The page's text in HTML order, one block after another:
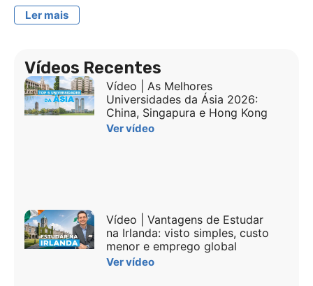
Ler mais
Vídeos Recentes
Vídeo | As Melhores
Universidades da Ásia 2026:
China, Singapura e Hong Kong
Ver vídeo
Vídeo | Vantagens de Estudar
na Irlanda: visto simples, custo
menor e emprego global
Ver vídeo